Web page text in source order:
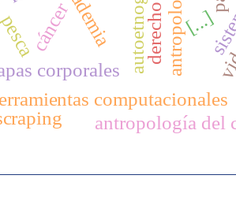
[...]
antropología
corporales
computacionales
antropología del
cáncer